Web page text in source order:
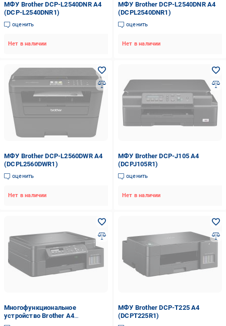
МФУ Brother DCP-L2540DNR А4
(DCP-L2540DNR1)
оценить
Нет в наличии
МФУ Brother DCP-L2540DNR А4
(DCPL2540DNR1)
оценить
Нет в наличии
МФУ Brother DCP-L2560DWR А4
(DCPL2560DWR1)
оценить
Нет в наличии
МФУ Brother DCP-J105 А4
(DCPJ105R1)
оценить
Нет в наличии
Многофункциональное
устройство Brother А4
(DCPT520WR1)
МФУ Brother DCP-T225 А4
(DCPT225R1)